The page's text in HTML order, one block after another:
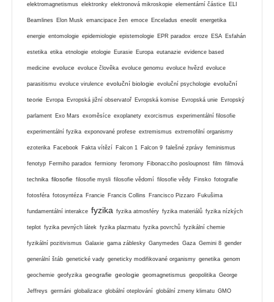
elektromagnetismus elektronky elektronová mikroskopie elementární částice ELI
Beamlines Elon Musk emancipace žen emoce Enceladus eneolit energetika
energie entomologie epidemiologie epistemologie EPR paradox eroze ESA Esfahán
estetika etika etnologie etologie Eurasie Europa eutanazie evidence based
medicine evoluce evoluce člověka evoluce genomu evoluce hvězd evoluce
parasitismu evoluce virulence evoluční biologie evoluční psychologie evoluční
teorie Evropa Evropská jižní observatoř Evropská komise Evropská unie Evropský
parlament Exo Mars exoměsíce exoplanety exorcismus experimentální filosofie
experimentální fyzika exponované profese extremismus extremofilní organismy
ezoterika Facebook Fakta vítězí Falcon 1 Falcon 9 falešné zprávy feminismus
fenotyp Fermiho paradox fermiony feromony Fibonacciho posloupnost film filmová
technika filosofie filosofie mysli filosofie vědomí filosofie vědy Finsko fotografie
fotosféra fotosyntéza Francie Francis Collins Francisco Pizzaro Fukušima
fundamentální interakce fyzika fyzika atmosféry fyzika materiálů fyzika nízkých
teplot fyzika pevných látek fyzika plazmatu fyzika povrchů fyzikální chemie
fyzikální pozitivismus Galaxie gama záblesky Ganymedes Gaza Gemini 8 gender
generální štáb genetické vady geneticky modifikované organismy genetika genom
geochemie geofyzika geografie geologie geomagnetismus geopolitika George
Jeffreys germáni globalizace globální oteplování globální zmeny klimatu GMO